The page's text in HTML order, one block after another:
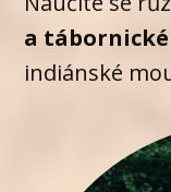
a
indiánské